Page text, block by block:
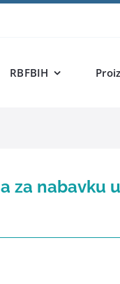
RBFBIH
za nabavku